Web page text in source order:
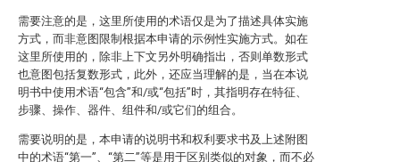
需要注意的是，这里所使用的术语仅是为了描述具体实施
方式，而非意图限制根据本申请的示例性实施方式。如在
这里所使用的，除非上下文另外明确指出，否则单数形式
也意图包括复数形式，此外，还应当理解的是，当在本说
明书中使用术语“包含”和/或“包括”时，其指明存在特征、
步骤、操作、器件、组件和/或它们的组合。
需要说明的是，本申请的说明书和权利要求书及上述附图
中的术语“第一”、“第二”等是用于区别类似的对象，而不必